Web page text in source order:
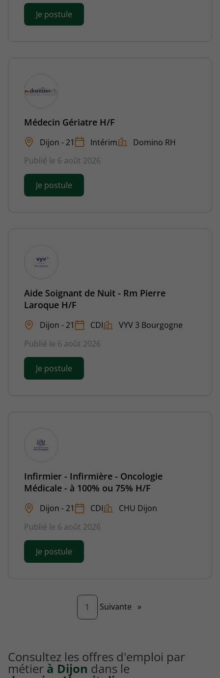
Je postule
Médecin Gériatre H/F
Dijon - 21 Intérim
Domino RH
Publié le 6 août 2026
Je postule
Aide Soignant de Nuit - Rm Pierre
Laroque H/F
Dijon - 21 CDI
VYV 3 Bourgogne
Publié le 6 août 2026
Je postule
Infirmier - Infirmière - Oncologie
Médicale - à 100% ou 75% H/F
Dijon - 21 CDI
CHU Dijon
Publié le 6 août 2026
Je postule
1 Page
Suivante »
Consultez les offres d'emploi par
métier à Dijon dans le